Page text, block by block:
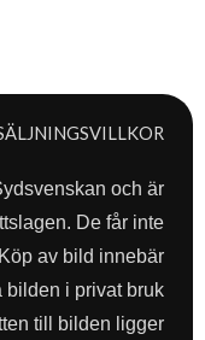
och är
De får inte
av bild innebär
bilden i privat bruk
till bilden ligger